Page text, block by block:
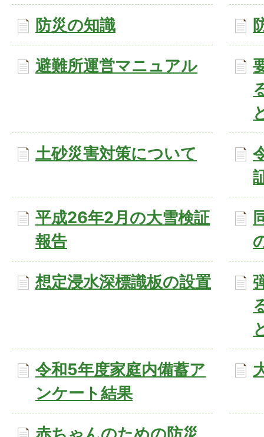
防災の知識
避難所運営マニュアル
土砂災害対策について
平成26年2月の大雪検証
報告
想定浸水深標識板の設置
令和5年度家庭内備蓄ア
ンケート結果